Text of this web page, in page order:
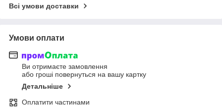
Всі умови доставки
Умови оплати
Ви отримаєте замовлення
або гроші повернуться на вашу картку
Детальніше
Оплатити частинами